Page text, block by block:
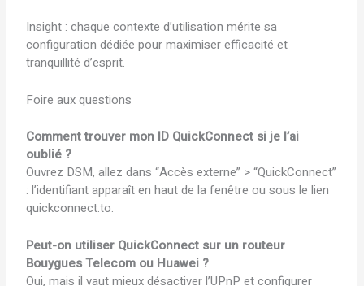
Insight : chaque contexte d’utilisation mérite sa
configuration dédiée pour maximiser efficacité et
tranquillité d’esprit.
Foire aux questions
Comment trouver mon ID QuickConnect si je l’ai
oublié ?
Ouvrez DSM, allez dans “Accès externe” > “QuickConnect”
: l’identifiant apparaît en haut de la fenêtre ou sous le lien
quickconnect.to.
Peut-on utiliser QuickConnect sur un routeur
Bouygues Telecom ou Huawei ?
Oui, mais il vaut mieux désactiver l’UPnP et configurer